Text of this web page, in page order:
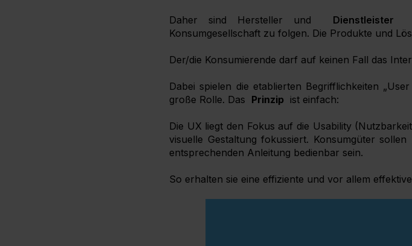
Daher sind Hersteller und Dienstleister
Konsumgesellschaft zu folgen. Die Produkte und
Der/die Konsumierende darf auf keinen Fall das
Dabei spielen die etablierten Begrifflichkeiten
große Rolle. Das Prinzip ist einfach:
Die UX liegt den Fokus auf die Usability
visuelle Gestaltung fokussiert. Konsumgüter
entsprechenden Anleitung bedienbar sein.
So erhalten sie eine effiziente und vor allem